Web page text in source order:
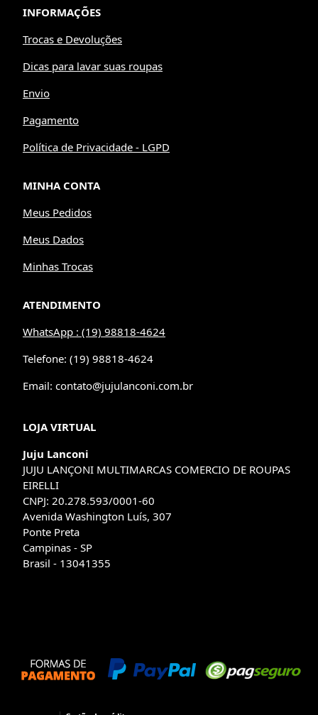
INFORMAÇÕES
Trocas e Devoluções
Dicas para lavar suas roupas
Envio
Pagamento
Política de Privacidade - LGPD
MINHA CONTA
Meus Pedidos
Meus Dados
Minhas Trocas
ATENDIMENTO
WhatsApp : (19) 98818-4624
Telefone: (19) 98818-4624
Email: contato@jujulanconi.com.br
LOJA VIRTUAL
Juju Lanconi
JUJU LANÇONI MULTIMARCAS COMERCIO DE ROUPAS
EIRELLI
CNPJ: 20.278.593/0001-60
Avenida Washington Luís, 307
Ponte Preta
Campinas - SP
Brasil - 13041355